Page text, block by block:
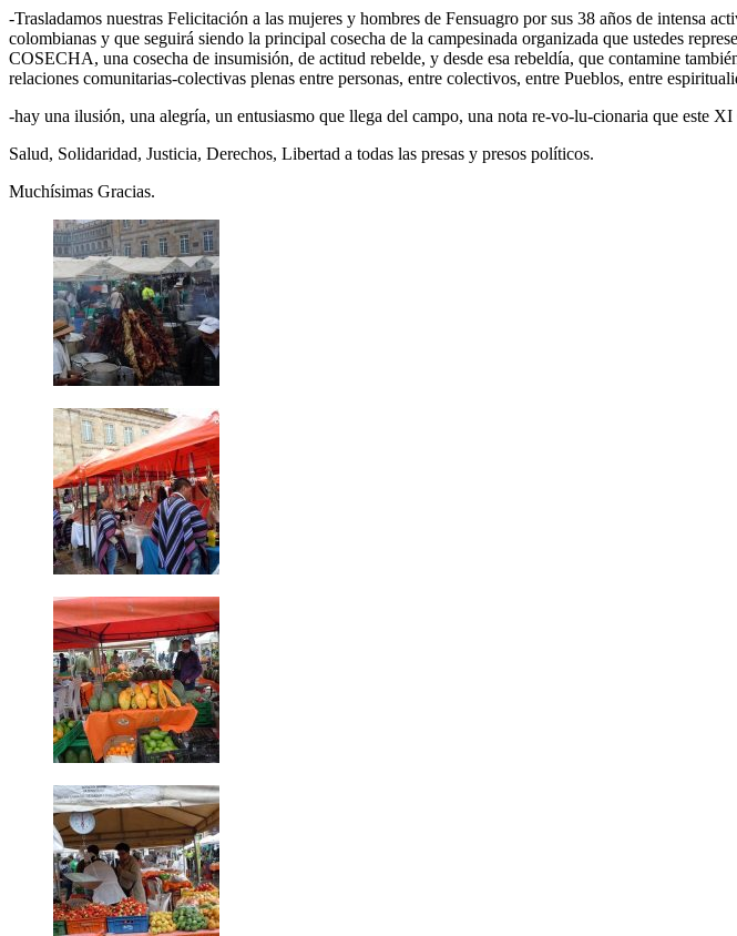
-Trasladamos nuestras Felicitación a las mujeres y hombres de Fensuagro por sus 38 años de intensa
colombianas y que seguirá siendo la principal cosecha de la campesinada organizada que ustedes
COSECHA, una cosecha de insumisión, de actitud rebelde, y desde esa rebeldía, que contamine
relaciones comunitarias-colectivas plenas entre personas, entre colectivos, entre Pueblos, entre
-hay una ilusión, una alegría, un entusiasmo que llega del campo, una nota re-vo-lu-cionaria que este
Salud, Solidaridad, Justicia, Derechos, Libertad a todas las presas y presos políticos.
Muchísimas Gracias.